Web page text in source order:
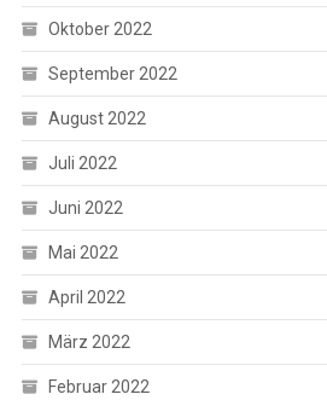
Oktober 2022
September 2022
August 2022
Juli 2022
Juni 2022
Mai 2022
April 2022
März 2022
Februar 2022